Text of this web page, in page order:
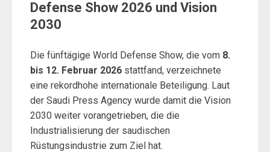
Defense Show 2026 und Vision
2030
Die fünftägige World Defense Show, die vom 8.
bis 12. Februar 2026 stattfand, verzeichnete
eine rekordhohe internationale Beteiligung. Laut
der Saudi Press Agency wurde damit die Vision
2030 weiter vorangetrieben, die die
Industrialisierung der saudischen
Rüstungsindustrie zum Ziel hat.